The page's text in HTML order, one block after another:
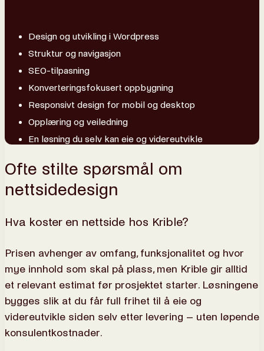
Design og utvikling i Wordpress
Struktur og navigasjon
SEO-tilpasning
Konverteringsfokusert oppbygning
Responsivt design for mobil og desktop
Opplæring og veiledning
En løsning du selv kan eie og videreutvikle
Ofte stilte spørsmål om
nettsidedesign
Hva koster en nettside hos Krible?
Prisen avhenger av omfang, funksjonalitet og hvor
mye innhold som skal på plass, men Krible gir alltid
et relevant estimat før prosjektet starter. Løsningene
bygges slik at du får full frihet til å eie og
videreutvikle siden selv etter levering – uten løpende
konsulentkostnader.